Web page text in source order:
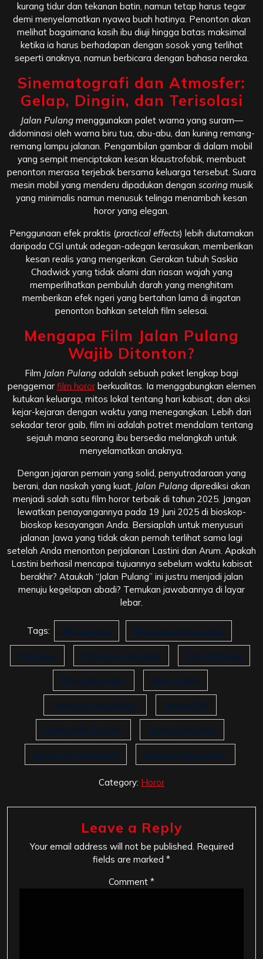
kurang tidur dan tekanan batin, namun tetap harus tegar
demi menyelamatkan nyawa buah hatinya. Penonton akan
melihat bagaimana kasih ibu diuji hingga batas maksimal
ketika ia harus berhadapan dengan sosok yang terlihat
seperti anaknya, namun berbicara dengan bahasa neraka.
Sinematografi dan Atmosfer:
Gelap, Dingin, dan Terisolasi
Jalan Pulangmenggunakan palet warna yang suram—
didominasi oleh warna biru tua, abu-abu, dan kuning remang-
remang lampu jalanan. Pengambilan gambar di dalam mobil
yang sempit menciptakan kesan klaustrofobik, membuat
penonton merasa terjebak bersama keluarga tersebut. Suara
mesin mobil yang menderu dipadukan dengan scoringmusik
yang minimalis namun menusuk telinga menambah kesan
horor yang elegan.
Penggunaan efek praktis (practical effects) lebih diutamakan
daripada CGI untuk adegan-adegan kerasukan, memberikan
kesan realis yang mengerikan. Gerakan tubuh Saskia
Chadwick yang tidak alami dan riasan wajah yang
memperlihatkan pembuluh darah yang menghitam
memberikan efek ngeri yang bertahan lama di ingatan
penonton bahkan setelah film selesai.
Mengapa Film Jalan Pulang
Wajib Ditonton?
Film Jalan Pulang adalah sebuah paket lengkap bagi
penggemar film hororberkualitas. Ia menggabungkan elemen
kutukan keluarga, mitos lokal tentang hari kabisat, dan aksi
kejar-kejaran dengan waktu yang menegangkan. Lebih dari
sekadar teror gaib, film ini adalah potret mendalam tentang
sejauh mana seorang ibu bersedia melangkah untuk
menyelamatkan anaknya.
Dengan jajaran pemain yang solid, penyutradaraan yang
berani, dan naskah yang kuat, Jalan Pulang diprediksi akan
menjadi salah satu film horor terbaik di tahun 2025. Jangan
lewatkan penayangannya pada 19 Juni 2025 di bioskop-
bioskop kesayangan Anda. Bersiaplah untuk menyusuri
jalanan Jawa yang tidak akan pernah terlihat sama lagi
setelah Anda menonton perjalanan Lastini dan Arum. Apakah
Lastini berhasil mencapai tujuannya sebelum waktu kabisat
berakhir? Ataukah “Jalan Pulang” ini justru menjadi jalan
menuju kegelapan abadi? Temukan jawabannya di layar
lebar.
Tags: film bioskop film bioskop indonesia
film horor film horor indonesia film indonesia
film jalan pulang jalan pulang
pemeran jalan pulang review film
review film bioskop review film horor
review film indonesia sinopsis jalan pulang
Category: Horor
Leave a Reply
Your email address will not be published. Required
fields are marked *
Comment *